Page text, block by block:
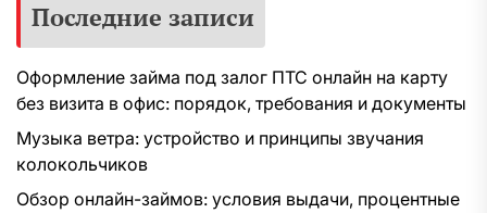
Последние записи
Оформление займа под залог ПТС онлайн на карту
без визита в офис: порядок, требования и документы
Музыка ветра: устройство и принципы звучания
колокольчиков
Обзор онлайн-займов: условия выдачи, процентные